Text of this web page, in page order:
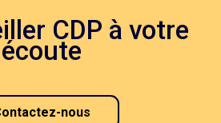
CDP à votre
écoute
nous